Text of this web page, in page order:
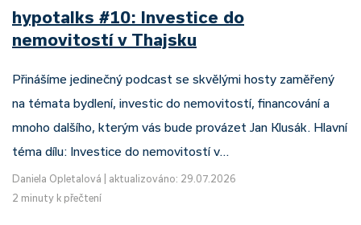
hypotalks #10: Investice do
nemovitostí v Thajsku
Přinášíme jedinečný podcast se skvělými hosty zaměřený
na témata bydlení, investic do nemovitostí, financování a
mnoho dalšího, kterým vás bude provázet Jan Klusák. Hlavní
téma dílu: Investice do nemovitostí v…
Daniela Opletalová
aktualizováno: 29.07.2026
2 minuty k přečtení